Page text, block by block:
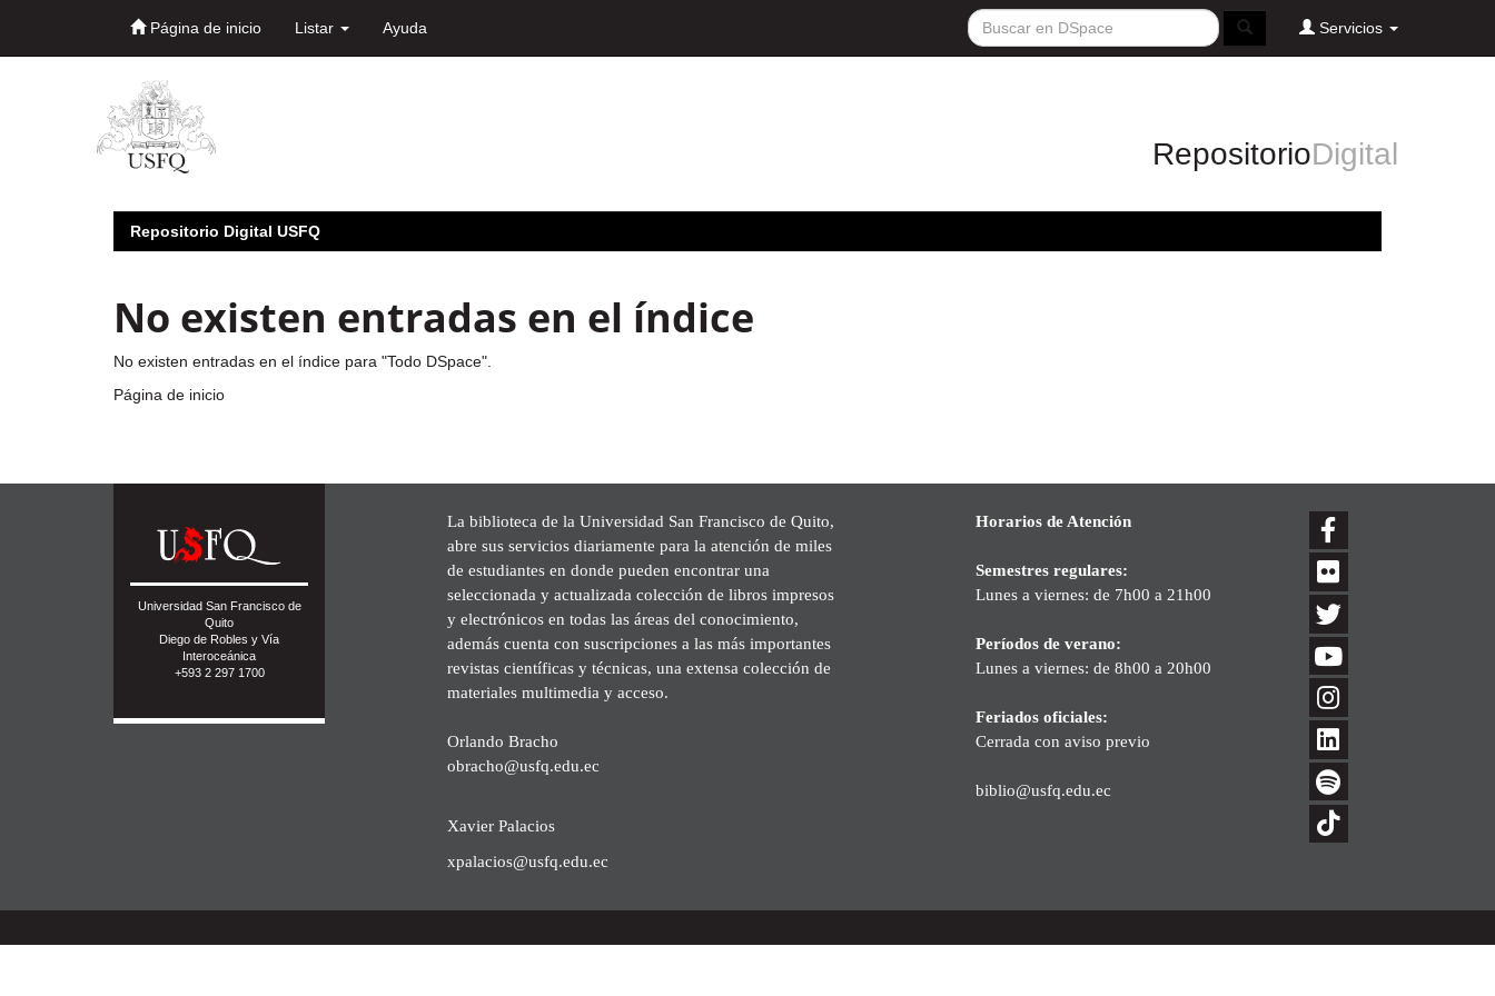
Página de inicio Listar Ayuda Servicios
RepositorioDigital
Repositorio Digital USFQ
No existen entradas en el índice
No existen entradas en el índice para "Todo DSpace".
Página de inicio
Universidad San Francisco de
Quito
Diego de Robles y Vía
Interoceánica
+593 2 297 1700
La biblioteca de la Universidad San Francisco de Quito,
abre sus servicios diariamente para la atención de miles
de estudiantes en donde pueden encontrar una
seleccionada y actualizada colección de libros impresos
y electrónicos en todas las áreas del conocimiento,
además cuenta con suscripciones a las más importantes
revistas científicas y técnicas, una extensa colección de
materiales multimedia y acceso.
Orlando Bracho
obracho@usfq.edu.ec
Xavier Palacios
xpalacios@usfq.edu.ec
Horarios de Atención
Semestres regulares:
Lunes a viernes: de 7h00 a 21h00
Períodos de verano:
Lunes a viernes: de 8h00 a 20h00
Feriados oficiales:
Cerrada con aviso previo
biblio@usfq.edu.ec